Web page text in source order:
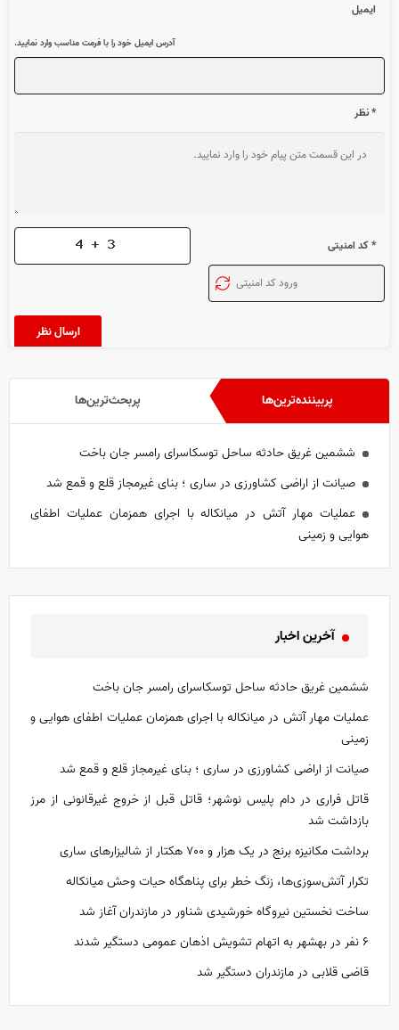
ایمیل
آدرس ایمیل خود را با فرمت مناسب وارد نمایید.
* نظر
* کد امنیتی
پربیننده‌ترین‌ها پربحث‌ترین‌ها
ششمین غریق حادثه ساحل توسکاسرای رامسر جان باخت
صیانت از اراضی کشاورزی در ساری ؛ بنای غیرمجاز قلع و قمع شد
عملیات مهار آتش در میانکاله با اجرای همزمان عملیات اطفای
هوایی و زمینی
آخرین اخبار
ششمین غریق حادثه ساحل توسکاسرای رامسر جان باخت
عملیات مهار آتش در میانکاله با اجرای همزمان عملیات اطفای هوایی و
زمینی
صیانت از اراضی کشاورزی در ساری ؛ بنای غیرمجاز قلع و قمع شد
قاتل فراری در دام پلیس نوشهر؛ قاتل قبل از خروج غیرقانونی از مرز
بازداشت شد
برداشت مکانیزه برنج در یک‌ هزار و ۷۰۰ هکتار از شالیزار‌های ساری
تکرار آتش‌سوزی‌ها، زنگ خطر برای پناهگاه حیات وحش میانکاله
ساخت نخستین نیروگاه خورشیدی شناور در مازندران آغاز شد
۶ نفر در بهشهر به اتهام تشویش اذهان عمومی دستگیر شدند
قاضی قلابی در مازندران دستگیر شد